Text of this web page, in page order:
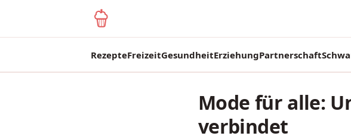
RezepteFreizeitGesundheitErziehungPartnerschaft
Mode für alle:
verbindet